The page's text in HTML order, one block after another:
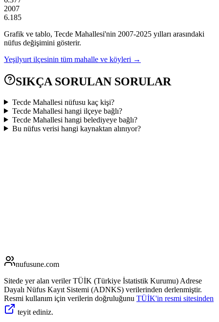
2007
6.185
Grafik ve tablo, Tecde Mahallesi'nin 2007-2025 yılları arasındaki
nüfus değişimini gösterir.
Yeşilyurt ilçesinin tüm mahalle ve köyleri →
SIKÇA SORULAN SORULAR
Tecde Mahallesi nüfusu kaç kişi?
Tecde Mahallesi hangi ilçeye bağlı?
Tecde Mahallesi hangi belediyeye bağlı?
Bu nüfus verisi hangi kaynaktan alınıyor?
nufusune.com
Sitede yer alan veriler TÜİK (Türkiye İstatistik Kurumu) Adrese
Dayalı Nüfus Kayıt Sistemi (ADNKS) verilerinden derlenmiştir.
Resmi kullanım için verilerin doğruluğunu TÜİK'in resmi sitesinden
teyit ediniz.